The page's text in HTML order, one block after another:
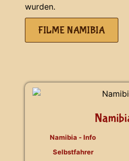
wurden.
FILME NAMIBIA
Namibia - Info
Selbstfahrer